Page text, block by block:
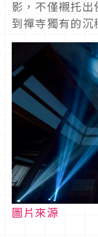
影，不僅襯托
到禪寺獨有的沉
圖片來源